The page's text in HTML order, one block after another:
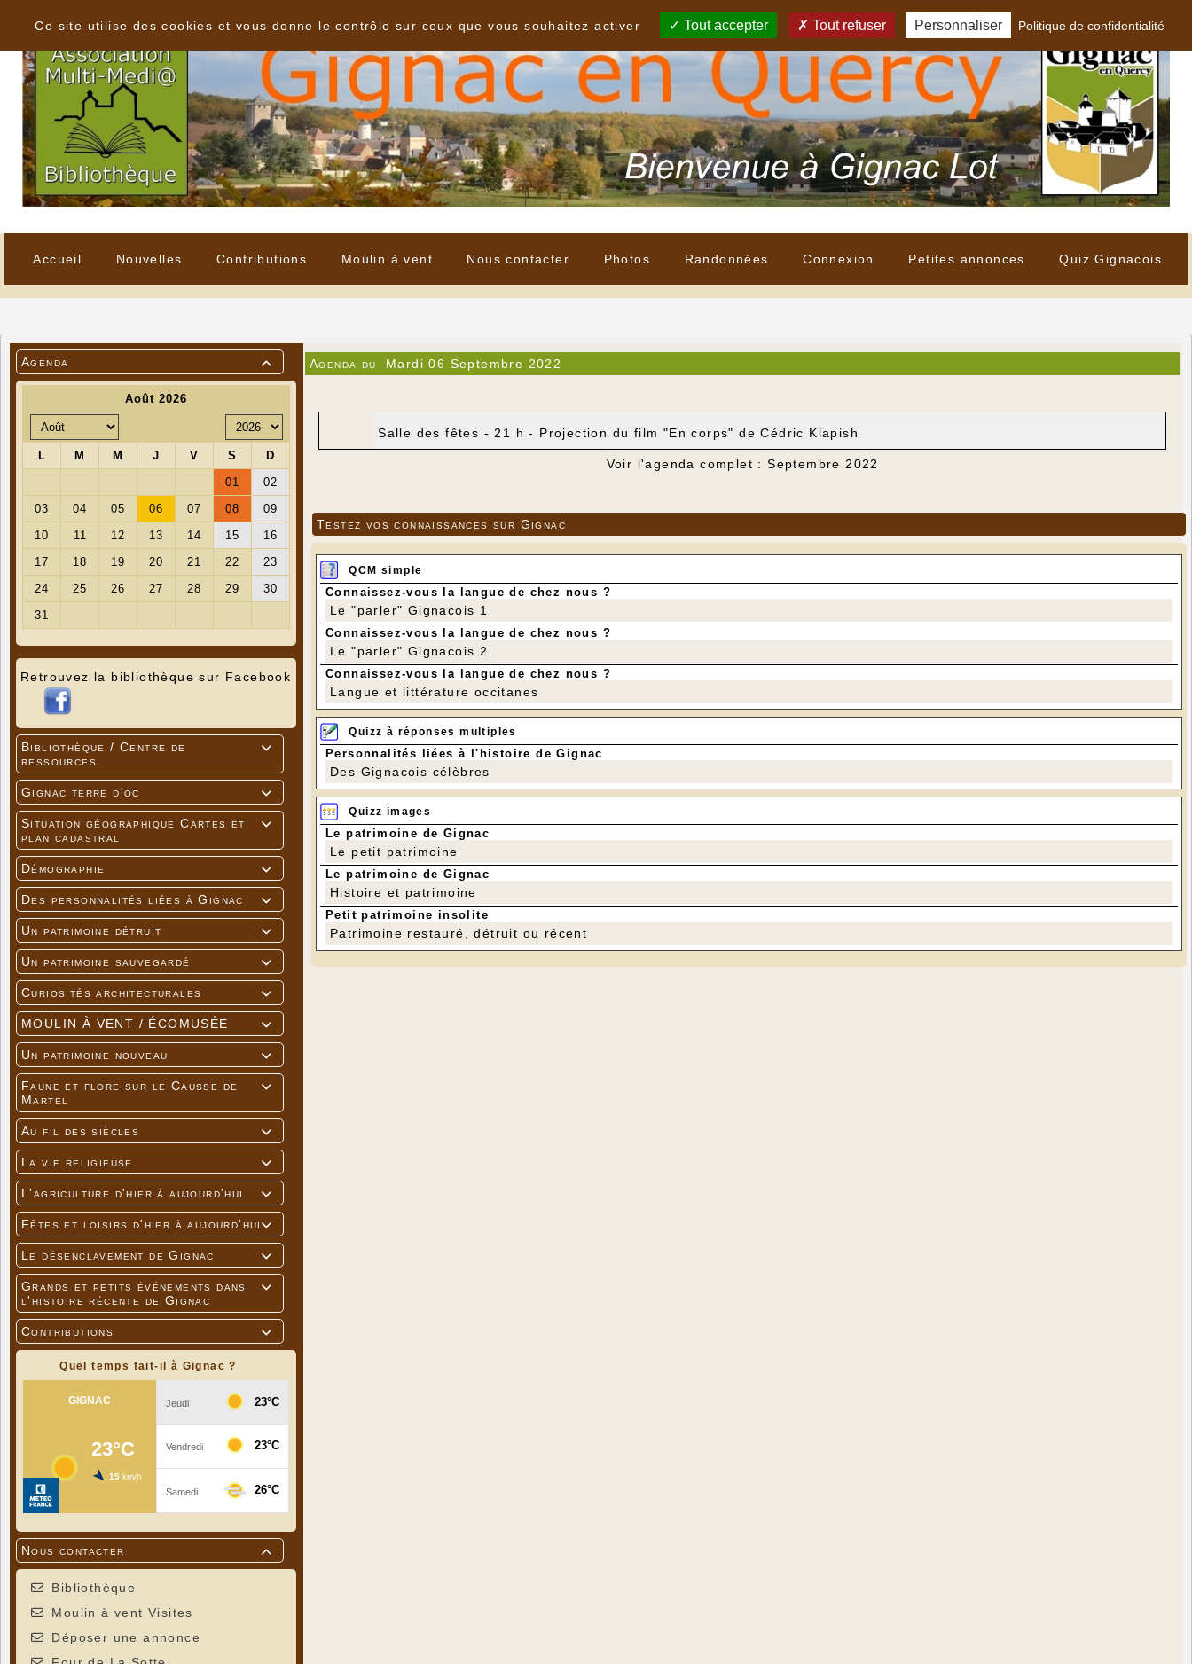
Accueil Nouvelles Contributions Moulin à vent Nous contacter Photos Randonnées Connexion Petites annonces Quiz Gignacois

Agenda
Retrouvez la bibliothèque sur Facebook

Bibliothèque / Centre de
ressources

Gignac terre d'oc

Situation géographique Cartes et
plan cadastral

Démographie

Des personnalités liées à Gignac

Un patrimoine détruit

Un patrimoine sauvegardé

Curiosités architecturales

MOULIN À VENT / ÉCOMUSÉE

Un patrimoine nouveau

Faune et flore sur le Causse de
Martel

Au fil des siècles

La vie religieuse

L'agriculture d'hier à aujourd'hui

Fêtes et loisirs d'hier à aujourd'hui

Le désenclavement de Gignac

Grands et petits événements dans
l'histoire récente de Gignac

Contributions
Quel temps fait-il à Gignac ?

Nous contacter
Bibliothèque
Moulin à vent Visites
Déposer une annonce
Agenda du Mardi 06 Septembre 2022
Salle des fêtes - 21 h - Projection du film "En corps" de Cédric Klapish
Voir l'agenda complet : Septembre 2022
Testez vos connaissances sur Gignac
QCM simple
Connaissez-vous la langue de chez nous ?
Le "parler" Gignacois 1
Connaissez-vous la langue de chez nous ?
Le "parler" Gignacois 2
Connaissez-vous la langue de chez nous ?
Langue et littérature occitanes
Quizz à réponses multiples
Personnalités liées à l'histoire de Gignac
Des Gignacois célèbres
Quizz images
Le patrimoine de Gignac
Le petit patrimoine
Le patrimoine de Gignac
Histoire et patrimoine
Petit patrimoine insolite
Patrimoine restauré, détruit ou récent
Ce site utilise des cookies et vous donne le contrôle sur ceux que vous souhaitez activer
Tout accepter Tout refuser Personnaliser Politique de confidentialité